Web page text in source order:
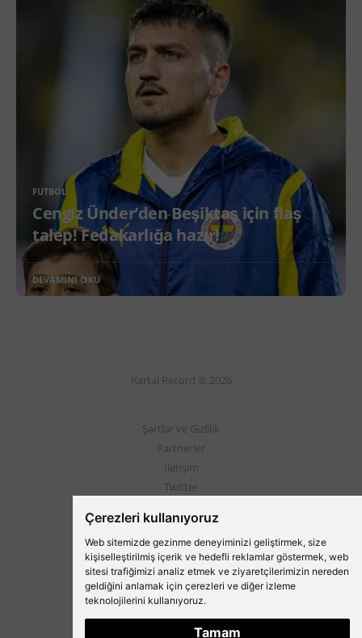
Çerezleri kullanıyoruz
Web sitemizde gezinme deneyiminizi geliştirmek, size
kişiselleştirilmiş içerik ve hedefli reklamlar göstermek, web
sitesi trafiğimizi analiz etmek ve ziyaretçilerimizin nereden
geldiğini anlamak için çerezleri ve diğer izleme
teknolojilerini kullanıyoruz.
Tamam
FUTBOL
Cengiz Ünder’den Beşiktaş için flaş
talep! Fedakarlığa hazır!
DEVAMINI OKU
Kartal Record © 2026
Şartlar ve Gizlilik
Partnerler
İletişim
Twitter
Beşiktaş'ın Medyası